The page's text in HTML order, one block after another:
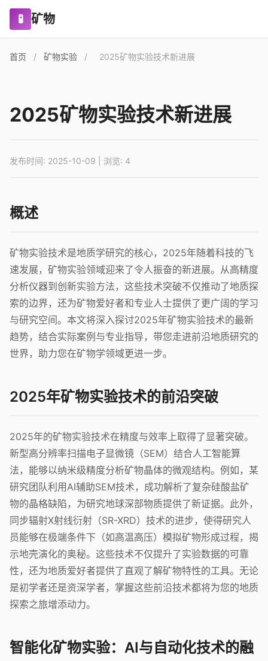
🧪 矿物
首页 / 矿物实验 / 2025矿物实验技术新进展
2025矿物实验技术新进展
发布时间: 2025-10-09 | 浏览: 4
概述
矿物实验技术是地质学研究的核心，2025年随着科技的飞
速发展，矿物实验领域迎来了令人振奋的新进展。从高精度
分析仪器到创新实验方法，这些技术突破不仅推动了地质探
索的边界，还为矿物爱好者和专业人士提供了更广阔的学习
与研究空间。本文将深入探讨2025年矿物实验技术的最新
趋势，结合实际案例与专业指导，带您走进前沿地质研究的
世界，助力您在矿物学领域更进一步。
2025年矿物实验技术的前沿突破
2025年的矿物实验技术在精度与效率上取得了显著突破。
新型高分辨率扫描电子显微镜（SEM）结合人工智能算
法，能够以纳米级精度分析矿物晶体的微观结构。例如，某
研究团队利用AI辅助SEM技术，成功解析了复杂硅酸盐矿
物的晶格缺陷，为研究地球深部物质提供了新证据。此外，
同步辐射X射线衍射（SR-XRD）技术的进步，使得研究人
员能够在极端条件下（如高温高压）模拟矿物形成过程，揭
示地壳演化的奥秘。这些技术不仅提升了实验数据的可靠
性，还为地质爱好者提供了直观了解矿物特性的工具。无论
是初学者还是资深学者，掌握这些前沿技术都将为您的地质
探索之旅增添动力。
智能化矿物实验：AI与自动化技术的融